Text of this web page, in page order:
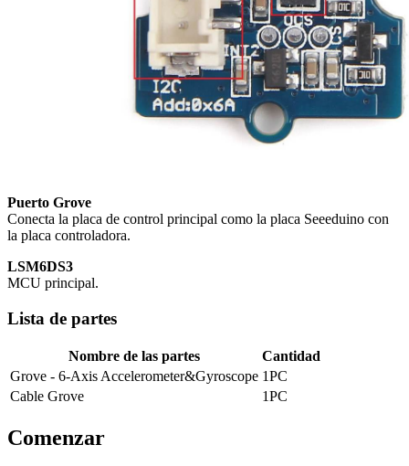
Puerto Grove
Conecta la placa de control principal como la placa Seeeduino con
la placa controladora.
LSM6DS3
MCU principal.
Lista de partes
Nombre de las partes
Cantidad
Grove - 6-Axis Accelerometer&Gyroscope 1PC
Cable Grove
1PC
Comenzar